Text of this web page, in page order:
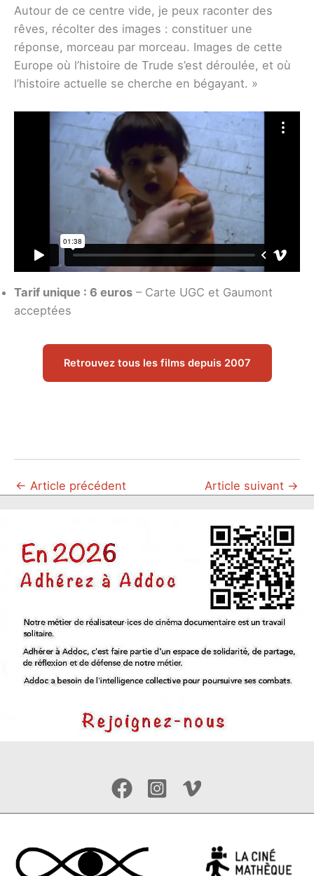
Autour de ce centre vide, je peux raconter des
rêves, récolter des images : constituer une
réponse, morceau par morceau. Images de cette
Europe où l’histoire de Trude s’est déroulée, et où
l’histoire actuelle se cherche en bégayant. »
Tarif unique : 6 euros – Carte UGC et Gaumont
acceptées
Retrouvez tous les films depuis 2007
← Article précédent Article suivant →